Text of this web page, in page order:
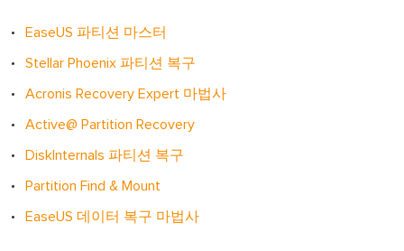
EaseUS 파티션 마스터
Stellar Phoenix 파티션 복구
Acronis Recovery Expert 마법사
Active@ Partition Recovery
DiskInternals 파티션 복구
Partition Find & Mount
EaseUS 데이터 복구 마법사